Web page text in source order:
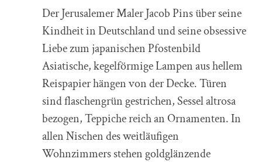
Der Jerusalemer Maler Jacob Pins über seine
Kindheit in Deutschland und seine obsessive
Liebe zum japanischen Pfostenbild
Asiatische, kegelförmige Lampen aus hellem
Reispapier hängen von der Decke. Türen
sind flaschengrün gestrichen, Sessel altrosa
bezogen, Teppiche reich an Ornamenten. In
allen Nischen des weitläufigen
Wohnzimmers stehen goldglänzende